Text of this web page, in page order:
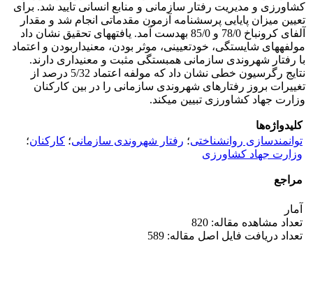
کشاورزی و مدیریت رفتار سازمانی و منابع انسانی تایید شد. برای
تعیین میزان پایایی پرسشنامه آزمون مقدماتی انجام شد و مقدار
آلفای کرونباخ 78/0 و 85/0 به­دست آمد. یافته­های تحقیق نشان داد
مولفه­های شایستگی، خودتعیینی، موثر بودن، معنی­داربودن و اعتماد
با رفتار شهروندی سازمانی همبستگی مثبت و معنی­داری دارند.
نتایج رگرسیون خطی نشان داد که مولفه اعتماد 5/32 درصد از
تغییرات بروز رفتارهای شهروندی سازمانی را در بین کارکنان
وزارت جهاد کشاورزی تبیین می­کند.
کلیدواژه‌ها
توانمندسازی روانشناختی؛ رفتار شهروندی سازمانی؛ کارکنان؛
وزارت جهاد کشاورزی
مراجع
آمار
تعداد مشاهده مقاله: 820
تعداد دریافت فایل اصل مقاله: 589